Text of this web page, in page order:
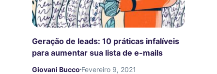
Geração de leads: 10 práticas infalíveis
para aumentar sua lista de e-mails
Giovani Bucco Fevereiro 9, 2021